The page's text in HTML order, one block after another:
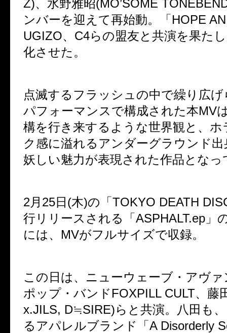
Z)、水野雅昭(MO’SOME
ンバーを迎えて再始動。「HOPE
UGIZO、C4らの盟友と共演を果た
化させた。
点滅するフラッシュの中で繰り広
パフォーマンスで構成された本MV
構を行き来するような世界観と、ホ
ク感に溢れるアンダーグラウンド
妖しい魅力が表現された作品となっ
2月25日(木)の「TOKYO DEATH
行リリースされる「ASPHALT.ep」
には、MVがフルサイズで収録。
この日は、ニューウェーブ・アヴ
ポップ・バンドFOXPILL CULT、藤
x.JILS, D≒SIRE)らと共演。八田も
るアパレルブランド「A Disorderly